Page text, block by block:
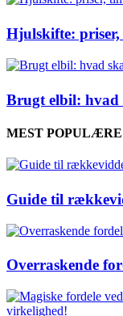
Hjulskifte:
Brugt elbil:
MEST POPULÆRE
Guide til
Overraskende